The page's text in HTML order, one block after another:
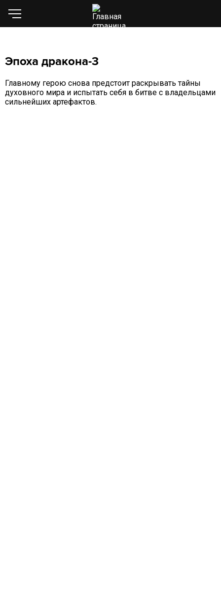
Эпоха дракона-3
Главному герою снова предстоит раскрывать тайны
духовного мира и испытать себя в битве с владельцами
сильнейших артефактов.